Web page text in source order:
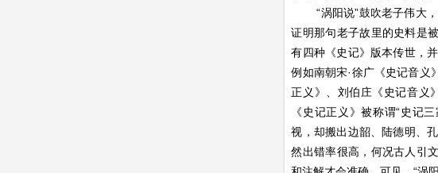
“涡阳说”鼓吹老子伟大
证明那句老子故里的史料是
有四种《史记》版本传世，
例如南朝宋·徐广《史记音义
正义》、刘伯庄《史记音义
《史记正义》被称谓“史记
视，却搬出边韶、陆德明、
然出错率很高，何况古人引